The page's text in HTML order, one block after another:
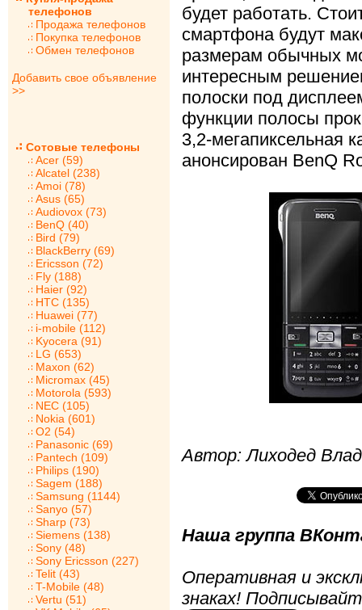
телефонов
Продажа телефонов
Покупка телефонов
Обмен телефонов
Добавить свое объявление
>>
Сотовые телефоны
Acer (59)
Alcatel (238)
Amoi (78)
Asus (65)
Audiovox (73)
BenQ (40)
Bird (79)
BlackBerry (69)
Ericsson (72)
Fly (188)
Haier (92)
HTC (135)
Huawei (77)
i-mobile (112)
Kyocera (91)
LG (653)
Maxon (62)
Micromax (45)
Motorola (593)
NEC (105)
Nokia (601)
O2 (54)
Panasonic (69)
Pantech (109)
Philips (190)
Sagem (188)
Samsung (1144)
Sanyo (57)
Sharp (73)
Siemens (138)
Sony (48)
Sony Ericsson (227)
Telit (43)
T-Mobile (48)
Vertu (51)
будет работать.
смартфона будут
размерам обычных
интересным
полоски под
функции полосы
3,2-мегапиксельная
анонсирован BenQ
Автор: Лиходед
Наша группа
Оперативная и
знаках!